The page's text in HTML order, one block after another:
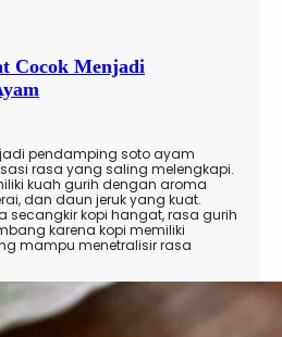
Cocok Menjadi
pendamping soto ayam
rasa yang saling melengkapi.
kuah gurih dengan aroma
dan daun jeruk yang kuat.
secangkir kopi hangat, rasa gurih
karena kopi memiliki
mampu menetralisir rasa